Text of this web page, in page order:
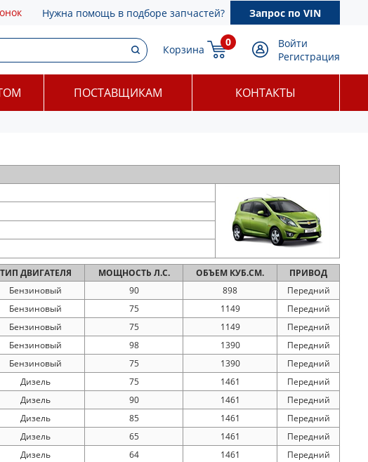
Нужна помощь в подборе запчастей? Запрос по VIN
Корзина
0
Войти
Регистрация
ПОСТАВЩИКАМ КОНТАКТЫ
ТИП ДВИГАТЕЛЯ МОЩНОСТЬ Л.С. ОБЪЕМ КУБ.СМ. ПРИВОД
Бензиновый 90 898 Передний
Бензиновый 75 1149 Передний
Бензиновый 75 1149 Передний
Бензиновый 98 1390 Передний
Бензиновый 75 1390 Передний
Дизель 75 1461 Передний
Дизель 90 1461 Передний
Дизель 85 1461 Передний
Дизель 65 1461 Передний
Дизель 64 1461 Передний